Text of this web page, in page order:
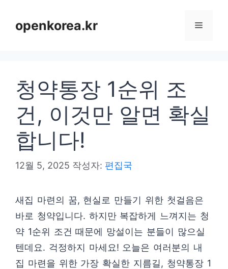
openkorea.kr 메
청약통장 1순위 조
건, 이것만 알면 확실
합니다!
12월 5, 2025 작성자: 편집국
새집 마련의 꿈, 현실로 만들기 위한 첫걸음은
바로 청약입니다. 하지만 복잡하게 느껴지는 청
약 1순위 조건 때문에 망설이는 분들이 많으실
텐데요. 걱정하지 마세요! 오늘은 여러분의 내
집 마련을 위한 가장 확실한 지름길, 청약통장 1